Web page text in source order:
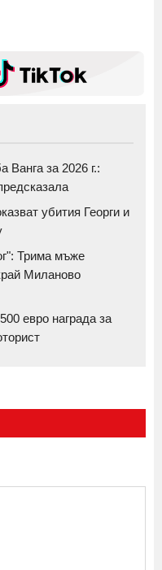
Ванга за 2026 г.:
убития Георги и
Трима мъже
Миланово
евро награда за